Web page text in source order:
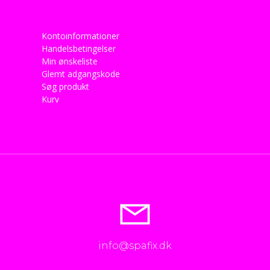
Kontoinformationer
Handelsbetingelser
Min ønskeliste
Glemt adgangskode
Søg produkt
Kurv
info@spafix.dk